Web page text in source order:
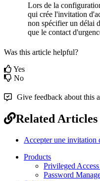
Lors de la
qui crée l'invitation d'
non spécifier un délai d
que le contact d'
Was this article helpful?
Yes
No
Give feedback about this
Related Articles
Accepter une invitation
Products
Privileged
Password